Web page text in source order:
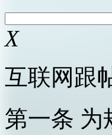
X
互联网跟
第一条 为